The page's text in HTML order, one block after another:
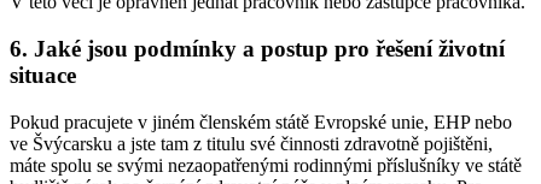
6. Jaké jsou podmínky a postup pro řešení životní
situace
Pokud pracujete v jiném členském státě Evropské unie, EHP nebo
ve Švýcarsku a jste tam z titulu své činnosti zdravotně pojištěni,
máte spolu se svými nezaopatřenými rodinnými příslušníky ve státě